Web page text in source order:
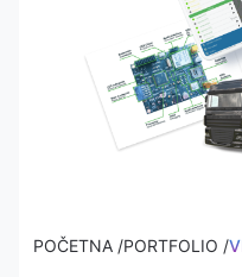
POČETNA /PORTFOLIO /